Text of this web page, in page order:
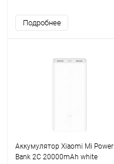
Подробнее
Аккумулятор Xiaomi Mi Power
Bank 2C 20000mAh white